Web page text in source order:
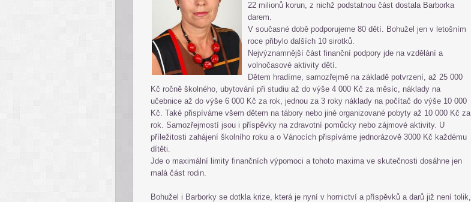
22 milionů korun, z nichž podstatnou část dostala Barborka
darem.
V současné době podporujeme 80 dětí. Bohužel jen v letošním
roce přibylo dalších 10 sirotků.
Nejvýznamnější část finanční podpory jde na vzdělání a
volnočasové aktivity dětí.
Dětem hradíme, samozřejmě na základě potvrzení, až 25 000
Kč ročně školného, ubytování při studiu až do výše 4 000 Kč za měsíc, náklady na
učebnice až do výše 6 000 Kč za rok, jednou za 3 roky náklady na počítač do výše 10 000
Kč. Také přispíváme všem dětem na tábory nebo jiné organizované pobyty až 10 000 Kč za
rok. Samozřejmostí jsou i příspěvky na zdravotní pomůcky nebo zájmové aktivity. U
příležitosti zahájení školního roku a o Vánocích přispíváme jednorázově 3000 Kč každému
dítěti.
Jde o maximální limity finančních výpomoci a tohoto maxima ve skutečnosti dosáhne jen
malá část rodin.
Bohužel i Barborky se dotkla krize, která je nyní v hornictví a příspěvků a darů již není tolik,